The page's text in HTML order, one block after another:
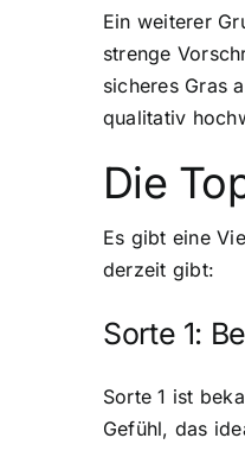
Ein weiterer
strenge
sicheres Gras
qualitativ
Die
Es gibt eine
derzeit gibt:
Sorte 1:
Sorte 1 ist
Gefühl, das